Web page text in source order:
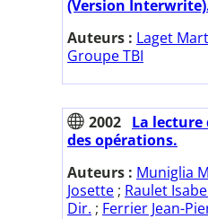
(Version
Auteurs : Laget
Groupe TBI
2002 La lecture
des opérations.
Auteurs : Muniglia
Josette ; Raulet
Dir. ; Ferrier Jean-